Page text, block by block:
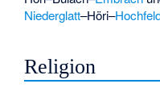
Niederglatt–Höri–
Religion